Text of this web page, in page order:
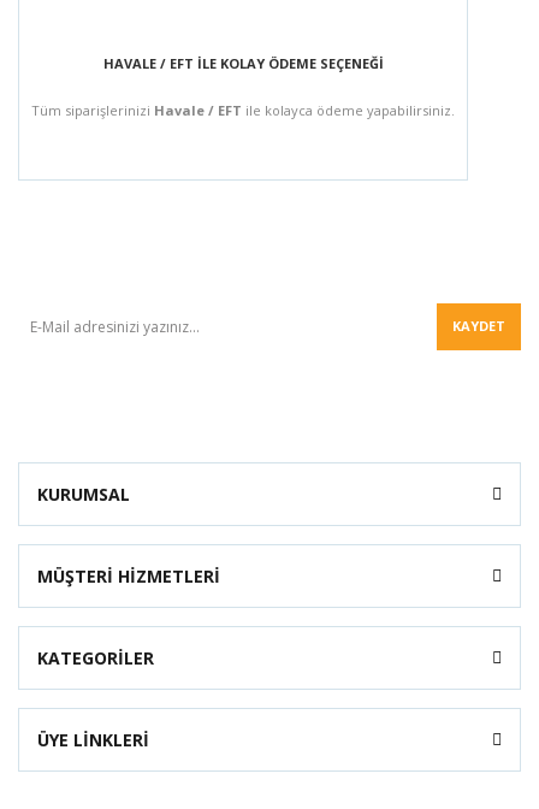
HAVALE / EFT İLE KOLAY ÖDEME SEÇENEĞİ
Tüm siparişlerinizi Havale / EFT ile kolayca ödeme yapabilirsiniz.
KAYDET
KURUMSAL
MÜŞTERİ HİZMETLERİ
KATEGORİLER
ÜYE LİNKLERİ